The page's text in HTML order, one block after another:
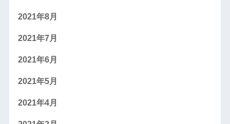
2021年8月
2021年7月
2021年6月
2021年5月
2021年4月